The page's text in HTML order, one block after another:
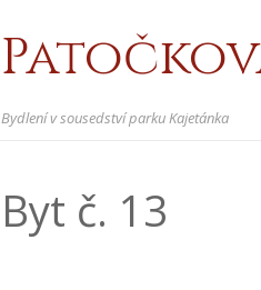
Bydlení v sousedství parku Kajetánka
Byt č. 13